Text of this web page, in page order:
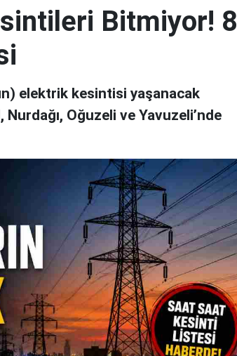
Bitmiyor! 8
elektrik kesintisi yaşanacak
Oğuzeli ve Yavuzeli’nde